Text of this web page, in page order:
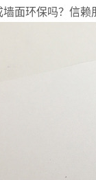
面环保吗？信赖